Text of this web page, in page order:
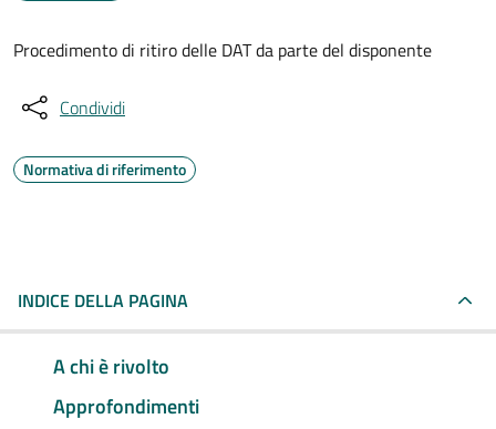
Procedimento di ritiro delle DAT da parte del disponente
Condividi
Normativa di riferimento
INDICE DELLA PAGINA
A chi è rivolto
Approfondimenti